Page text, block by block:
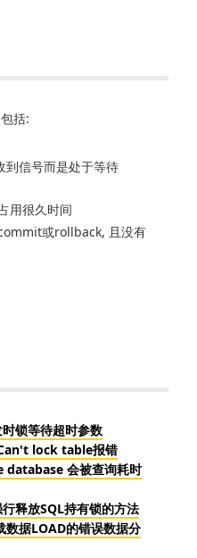
括:
到信号而是处于等待
用很久时间
或rollback, 且没有
锁等待超时参数
lock table报错
database 会被查询耗时
释放SQL持有锁的方法
数据LOAD的错误数据分